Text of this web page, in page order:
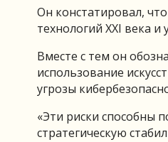
Он констатировал,
технологий XXI века
Вместе с тем он
использование
угрозы
«Эти риски способны
стратегическую